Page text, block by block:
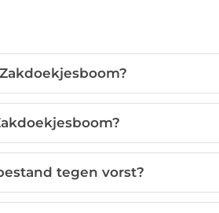
tegen vorst?